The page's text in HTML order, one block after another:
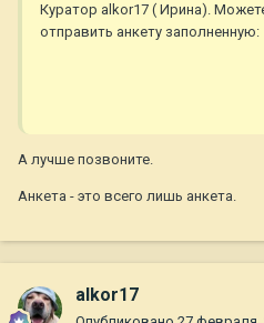
Куратор alkor17 ( Ирина).
отправить анкету заполненную:
А лучше позвоните.
Анкета - это всего лишь анкета.
alkor17